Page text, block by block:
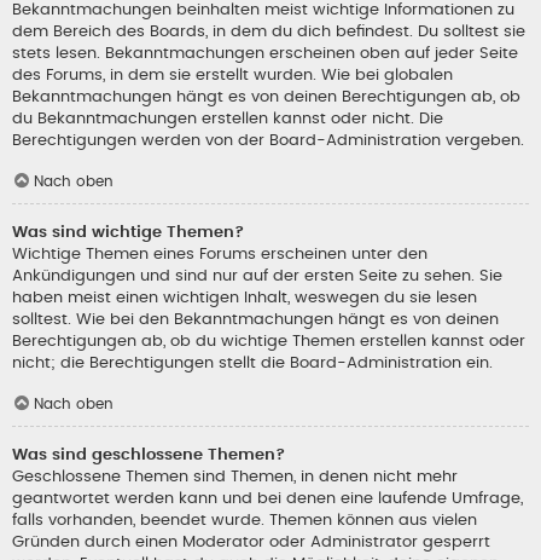
Bekanntmachungen beinhalten meist wichtige Informationen zu
dem Bereich des Boards, in dem du dich befindest. Du solltest sie
stets lesen. Bekanntmachungen erscheinen oben auf jeder Seite
des Forums, in dem sie erstellt wurden. Wie bei globalen
Bekanntmachungen hängt es von deinen Berechtigungen ab, ob
du Bekanntmachungen erstellen kannst oder nicht. Die
Berechtigungen werden von der Board-Administration vergeben.
Nach oben
Was sind wichtige Themen?
Wichtige Themen eines Forums erscheinen unter den
Ankündigungen und sind nur auf der ersten Seite zu sehen. Sie
haben meist einen wichtigen Inhalt, weswegen du sie lesen
solltest. Wie bei den Bekanntmachungen hängt es von deinen
Berechtigungen ab, ob du wichtige Themen erstellen kannst oder
nicht; die Berechtigungen stellt die Board-Administration ein.
Nach oben
Was sind geschlossene Themen?
Geschlossene Themen sind Themen, in denen nicht mehr
geantwortet werden kann und bei denen eine laufende Umfrage,
falls vorhanden, beendet wurde. Themen können aus vielen
Gründen durch einen Moderator oder Administrator gesperrt